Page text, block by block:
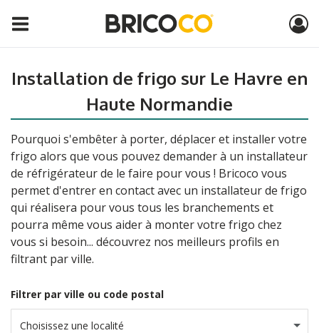
Installation de frigo sur Le Havre en
Haute Normandie
Pourquoi s'embêter à porter, déplacer et installer votre
frigo alors que vous pouvez demander à un installateur
de réfrigérateur de le faire pour vous ! Bricoco vous
permet d'entrer en contact avec un installateur de frigo
qui réalisera pour vous tous les branchements et
pourra même vous aider à monter votre frigo chez
vous si besoin... découvrez nos meilleurs profils en
filtrant par ville.
Filtrer par ville ou code postal
Choisissez une localité